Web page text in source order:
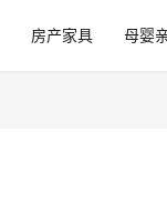
房产家具 母婴